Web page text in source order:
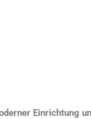
Einrichtung